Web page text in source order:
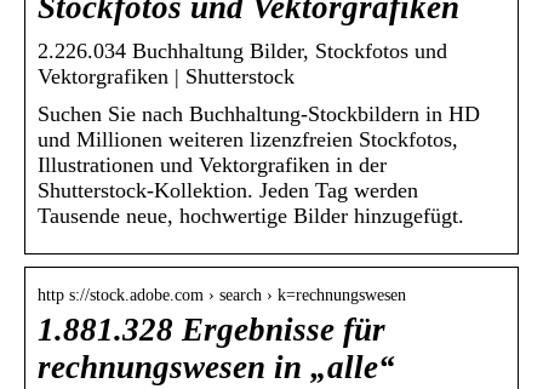
Stockfotos und Vektorgrafiken
2.226.034 Buchhaltung Bilder, Stockfotos und
Vektorgrafiken | Shutterstock
Suchen Sie nach Buchhaltung-Stockbildern in HD
und Millionen weiteren lizenzfreien Stockfotos,
Illustrationen und Vektorgrafiken in der
Shutterstock-Kollektion. Jeden Tag werden
Tausende neue, hochwertige Bilder hinzugefügt.
http s://stock.adobe.com › search › k=rechnungswesen
1.881.328 Ergebnisse für
rechnungswesen in „alle“